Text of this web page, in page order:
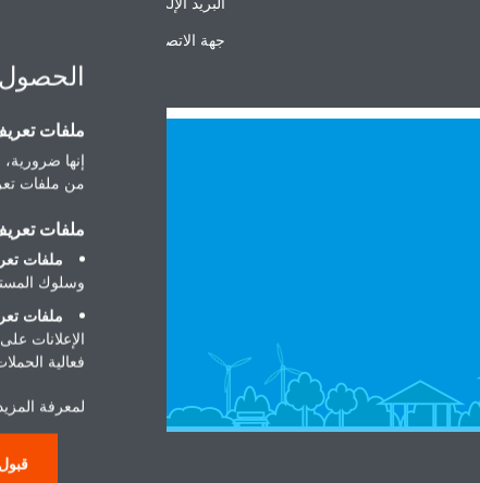
جهة الاتصال:
ملفات
إنها
من ملفات
ملفات
ملفات
وسلوك
ملفات
الإعلانات
فعالية
لمعرفة